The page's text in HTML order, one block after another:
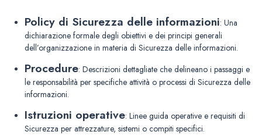
Policy di Sicurezza delle informazioni: Una
dichiarazione formale degli obiettivi e dei principi generali
dell’organizzazione in materia di Sicurezza delle informazioni.
Procedure: Descrizioni dettagliate che delineano i passaggi e
le responsabilità per specifiche attività o processi di Sicurezza delle
informazioni.
Istruzioni operative: Linee guida operative e requisiti di
Sicurezza per attrezzature, sistemi o compiti specifici.